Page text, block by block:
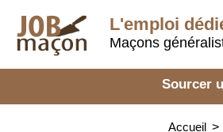
L'emploi
Maçons
Sourcer
Accueil >